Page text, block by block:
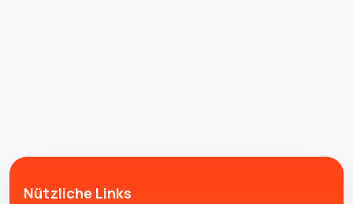
Nützliche Links